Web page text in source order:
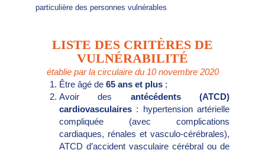
particulière des personnes vulnérables
LISTE DES CRITÈRES DE
VULNÉRABILITÉ
établie par la circulaire du 10 novembre 2020
Être âgé de 65 ans et plus ;
Avoir des antécédents (ATCD)
cardiovasculaires : hypertension artérielle
compliquée (avec complications
cardiaques, rénales et vasculo-cérébrales),
ATCD d’accident vasculaire cérébral ou de